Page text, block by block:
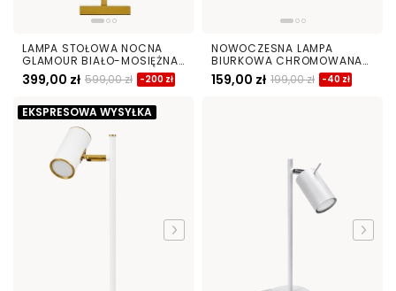
LAMPA STOŁOWA NOCNA
GLAMOUR BIAŁO-MOSIĘŻNA
SALERNO
399,00 zł 599,00 zł -200 zł
NOWOCZESNA LAMPA
BIURKOWA CHROMOWANA
TESO W2
159,00 zł 199,00 zł -40 zł
EKSPRESOWA WYSYŁKA